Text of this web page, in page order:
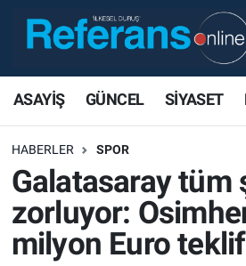
ASAYİŞ GÜNCEL SİYASET
HABERLER SPOR
Galatasaray tüm
zorluyor:
milyon Euro